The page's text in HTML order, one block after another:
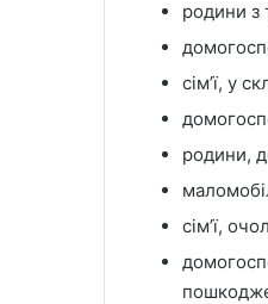
родини з
сім’ї, у
родини,
сім’ї,